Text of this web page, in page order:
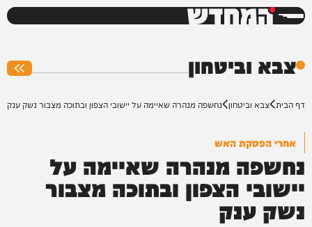
המחדש
צבא וביטחון
דף הבית צבא וביטחון נחשפה מנהרה שאיימה על יישובי הצפון ובתוכה מצבור נשק ענק
אחרי הפסקת האש
נחשפה מנהרה שאיימה על
יישובי הצפון ובתוכה מצבור
נשק ענק